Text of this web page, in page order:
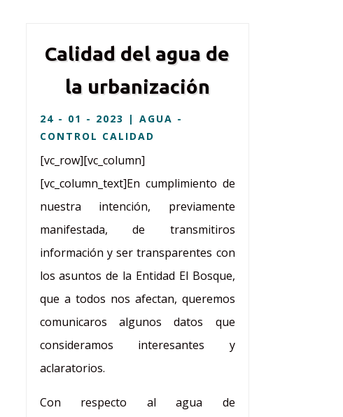
Calidad del agua de
la urbanización
24 - 01 - 2023 | AGUA -
CONTROL CALIDAD
[vc_row][vc_column]
[vc_column_text]En cumplimiento de
nuestra intención, previamente
manifestada, de transmitiros
información y ser transparentes con
los asuntos de la Entidad El Bosque,
que a todos nos afectan, queremos
comunicaros algunos datos que
consideramos interesantes y
aclaratorios.
Con respecto al agua de